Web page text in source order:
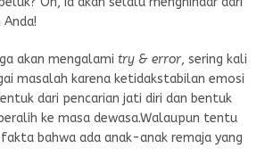
akan mengalami try & error, sering kali
masalah karena ketidakstabilan emosi
dari pencarian jati diri dan bentuk
ke masa dewasa.Walaupun tentu
bahwa ada anak-anak remaja yang